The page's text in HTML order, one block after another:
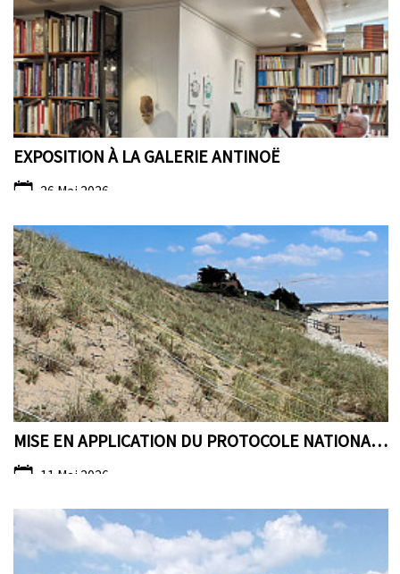
EXPOSITION À LA GALERIE ANTINOË
26 Mai 2026
MISE EN APPLICATION DU PROTOCOLE NATIONAL DE SURVE...
11 Mai 2026